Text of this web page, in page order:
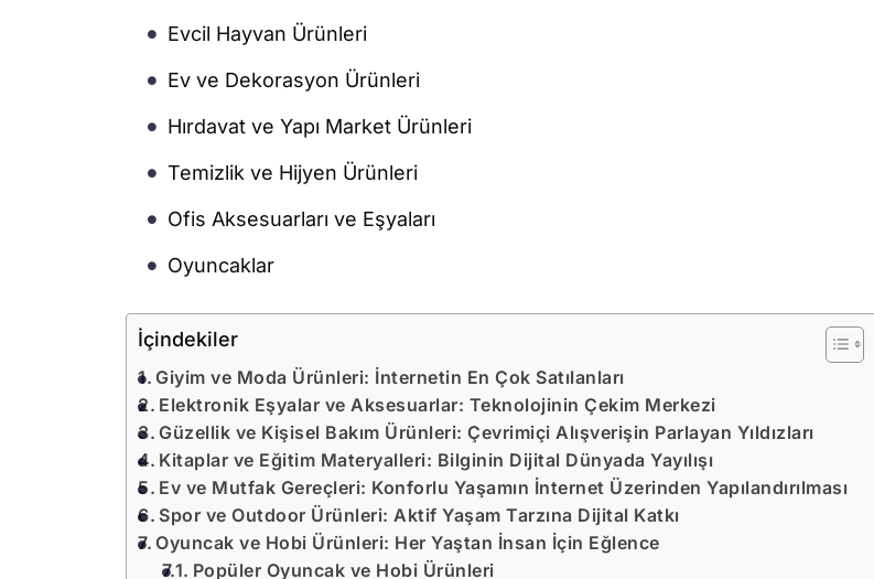
Evcil Hayvan Ürünleri
Ev ve Dekorasyon Ürünleri
Hırdavat ve Yapı Market Ürünleri
Temizlik ve Hijyen Ürünleri
Ofis Aksesuarları ve Eşyaları
Oyuncaklar
İçindekiler
Giyim ve Moda Ürünleri: İnternetin En Çok Satılanları
Elektronik Eşyalar ve Aksesuarlar: Teknolojinin Çekim Merkezi
Güzellik ve Kişisel Bakım Ürünleri: Çevrimiçi Alışverişin Parlayan Yıldızları
Kitaplar ve Eğitim Materyalleri: Bilginin Dijital Dünyada Yayılışı
Ev ve Mutfak Gereçleri: Konforlu Yaşamın İnternet Üzerinden Yapılandırılması
Spor ve Outdoor Ürünleri: Aktif Yaşam Tarzına Dijital Katkı
Oyuncak ve Hobi Ürünleri: Her Yaştan İnsan İçin Eğlence
Popüler Oyuncak ve Hobi Ürünleri